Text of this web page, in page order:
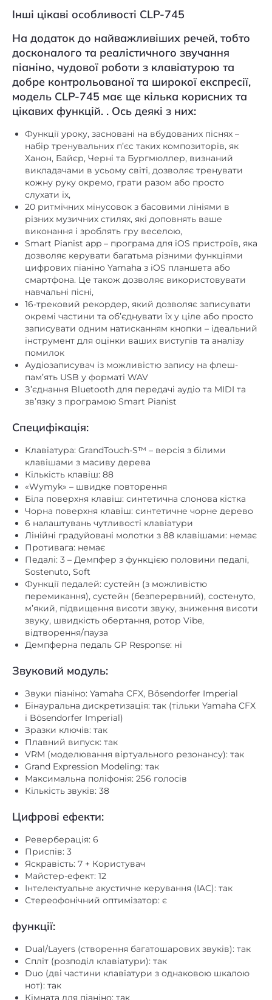
На додаток до найважливіших речей, тобто
досконалого та реалістичного звучання
піаніно, чудової роботи з клавіатурою та
добре контрольованої та широкої експресії,
модель CLP-745 має ще кілька корисних та
цікавих функцій. . Ось деякі з них:
Функції уроку, засновані на вбудованих піснях –
набір тренувальних п’єс таких композиторів, як
Ханон, Байєр, Черні та Бургмюллер, визнаний
викладачами в усьому світі, дозволяє тренувати
кожну руку окремо, грати разом або просто
слухати їх,
20 ритмічних мінусовок з басовими лініями в
різних музичних стилях, які доповнять ваше
виконання і зроблять гру веселою,
Smart Pianist app – програма для iOS пристроїв, яка
дозволяє керувати багатьма різними функціями
цифрових піаніно Yamaha з iOS планшета або
смартфона. Це також дозволяє використовувати
навчальні пісні,
16-трековий рекордер, який дозволяє записувати
окремі частини та об’єднувати їх у ціле або просто
записувати одним натисканням кнопки – ідеальний
інструмент для оцінки ваших виступів та аналізу
помилок
Аудіозаписувач із можливістю запису на флеш-
пам’ять USB у форматі WAV
З’єднання Bluetooth для передачі аудіо та MIDI та
зв’язку з програмою Smart Pianist
Специфікація:
клавішами з масиву дерева
Кількість клавіш: 88
«Wymyk» – швидке повторення
Біла поверхня клавіш: синтетична слонова кістка
Чорна поверхня клавіш: синтетичне чорне дерево
6 налаштувань чутливості клавіатури
Лінійні градуйовані молотки з 88 клавішами: немає
Противага: немає
Педалі: 3 – Демпфер з функцією половини педалі,
Sostenuto, Soft
Функції педалей: сустейн (з можливістю
перемикання), сустейн (безперервний), состенуто,
м’який, підвищення висоти звуку, зниження висоти
звуку, швидкість обертання, ротор Vibe,
відтворення/пауза
Демпферна педаль GP Response: ні
Звуковий модуль:
Бінауральна дискретизація: так (тільки Yamaha CFX
і Bösendorfer Imperial)
Зразки ключів: так
Плавний випуск: так
VRM (моделювання віртуального резонансу): так
Grand Expression Modeling: так
Максимальна поліфонія: 256 голосів
Кількість звуків: 38
Цифрові ефекти:
Приспів: 3
Яскравість: 7 + Користувач
Майстер-ефект: 12
Інтелектуальне акустичне керування (IAC): так
Стереофонічний оптимізатор: є
функції:
Спліт (розподіл клавіатури): так
Duo (дві частини клавіатури з однаковою шкалою
нот): так
Кімната для піаніно: так
Вбудовані пісні: 21 демо + 50 класичних + 303 уроку